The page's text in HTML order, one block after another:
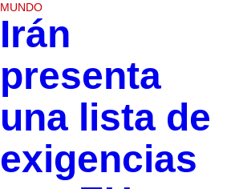
MUNDO
Irán
presenta
una lista de
exigencias